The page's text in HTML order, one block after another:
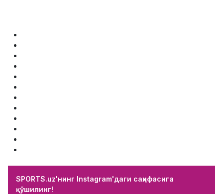
SPORTS.uz'нинг Instagram'даги саҳифасига
қўшилинг!